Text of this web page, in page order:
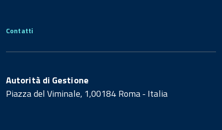
Contatti
Autorità di Gestione
Piazza del Viminale, 1,00184 Roma - Italia